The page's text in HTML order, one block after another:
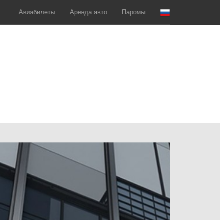
Авиабилеты Аренда авто Паромы